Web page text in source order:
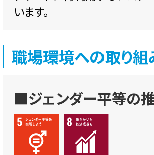
います。
職場環境への取り組
■ジェンダー平等の